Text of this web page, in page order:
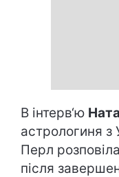
В інтерв‘ю
астрологиня з
Перл
після